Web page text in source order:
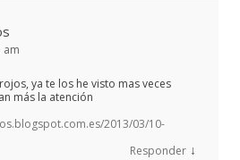
am
ya te los he visto mas veces
más la atención
2013/03/10-
Responder ↓